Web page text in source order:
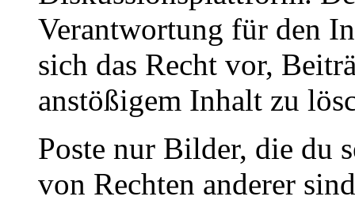
Verantwortung für den
sich das Recht vor,
anstößigem Inhalt zu
Poste nur Bilder, die du
von Rechten anderer